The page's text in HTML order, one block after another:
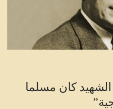
كان مسلما